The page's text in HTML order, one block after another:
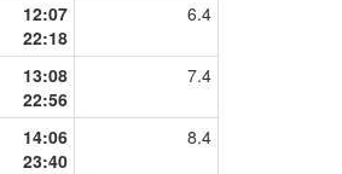
12:07
22:18
6.4
13:08
22:56
7.4
14:06
23:40
8.4